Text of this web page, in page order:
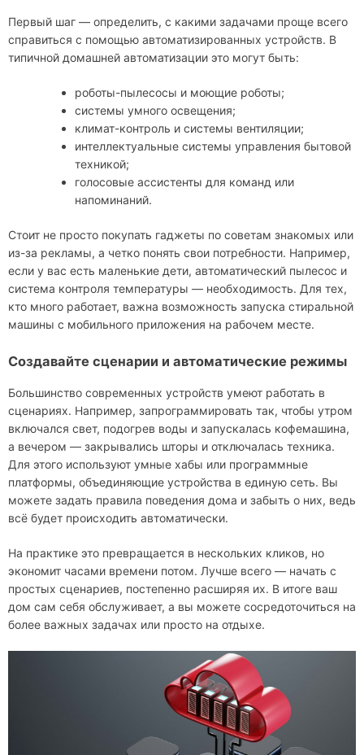
Первый шаг — определить, с какими задачами проще всего
справиться с помощью автоматизированных устройств. В
типичной домашней автоматизации это могут быть:
роботы-пылесосы и моющие роботы;
системы умного освещения;
климат-контроль и системы вентиляции;
интеллектуальные системы управления бытовой
техникой;
голосовые ассистенты для команд или
напоминаний.
Стоит не просто покупать гаджеты по советам знакомых или
из-за рекламы, а четко понять свои потребности. Например,
если у вас есть маленькие дети, автоматический пылесос и
система контроля температуры — необходимость. Для тех,
кто много работает, важна возможность запуска стиральной
машины с мобильного приложения на рабочем месте.
Создавайте сценарии и автоматические режимы
Большинство современных устройств умеют работать в
сценариях. Например, запрограммировать так, чтобы утром
включался свет, подогрев воды и запускалась кофемашина,
а вечером — закрывались шторы и отключалась техника.
Для этого используют умные хабы или программные
платформы, объединяющие устройства в единую сеть. Вы
можете задать правила поведения дома и забыть о них, ведь
всё будет происходить автоматически.
На практике это превращается в нескольких кликов, но
экономит часами времени потом. Лучше всего — начать с
простых сценариев, постепенно расширяя их. В итоге ваш
дом сам себя обслуживает, а вы можете сосредоточиться на
более важных задачах или просто на отдыхе.